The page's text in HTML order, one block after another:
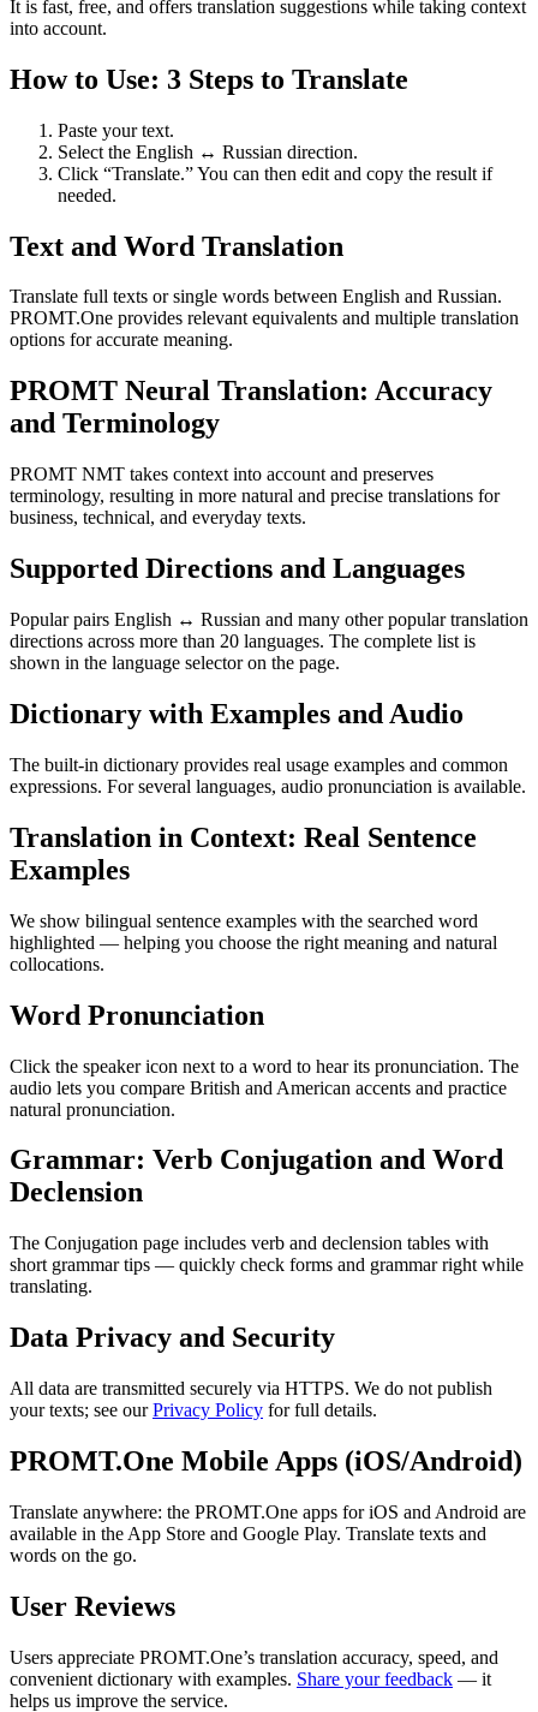
It is fast, free, and offers translation suggestions while taking context
into account.
How to Use: 3 Steps to Translate
Paste your text.
Select the English ↔ Russian direction.
Click “Translate.” You can then edit and copy the result if
needed.
Text and Word Translation
Translate full texts or single words between English and Russian.
PROMT.One provides relevant equivalents and multiple translation
options for accurate meaning.
PROMT Neural Translation: Accuracy
and Terminology
PROMT NMT takes context into account and preserves
terminology, resulting in more natural and precise translations for
business, technical, and everyday texts.
Supported Directions and Languages
Popular pairs English ↔ Russian and many other popular translation
directions across more than 20 languages. The complete list is
shown in the language selector on the page.
Dictionary with Examples and Audio
The built-in dictionary provides real usage examples and common
expressions. For several languages, audio pronunciation is available.
Translation in Context: Real Sentence
Examples
We show bilingual sentence examples with the searched word
highlighted — helping you choose the right meaning and natural
collocations.
Word Pronunciation
Click the speaker icon next to a word to hear its pronunciation. The
audio lets you compare British and American accents and practice
natural pronunciation.
Grammar: Verb Conjugation and Word
Declension
The Conjugation page includes verb and declension tables with
short grammar tips — quickly check forms and grammar right while
translating.
Data Privacy and Security
All data are transmitted securely via HTTPS. We do not publish
your texts; see ourPrivacy Policy for full details.
PROMT.One Mobile Apps (iOS/Android)
Translate anywhere: the PROMT.One apps for iOS and Android are
available in the App Store and Google Play. Translate texts and
words on the go.
User Reviews
Users appreciate PROMT.One’s translation accuracy, speed, and
convenient dictionary with examples. Share your feedback — it
helps us improve the service.